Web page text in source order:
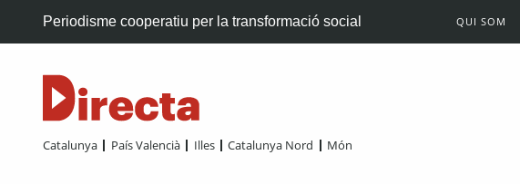
Periodisme cooperatiu per la transformació social QUI SOM
Catalunya País Valencià Illes Catalunya Nord Món